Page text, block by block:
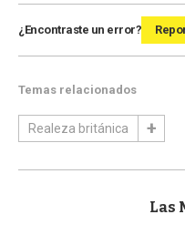
¿Encontraste un error?
Temas relacionados
Realeza británica
Las